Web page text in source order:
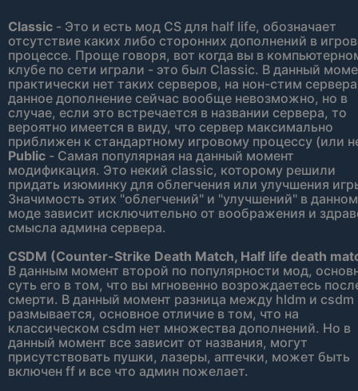
Classic - Это и есть мод CS для half life, обозначает
отсутствие каких либо сторонних дополнений в
процессе. Проще говоря, вот когда вы в
клубе по сети играли - это был Classic. В данный
практически нет таких серверов, на нон-стим
данное дополнение сейчас вообще невозможно, но в
случае, если это встречается в названии сервера, то
вероятно имеется в виду, что сервер максимально
приближен к стандартному игровому процессу (или
Public - Самая популярная на данный момент
модификация. Это некий classic, которому решили
придать изюминку для облегчения или улучшения
Значимость этих "облегчений" и "улучшений" в данном
моде зависит исключительно от воображения и
смысла админа сервера.
CSDM (Counter-Strike Death Match, Half life death
В данным момент второй по популярности мод,
суть его в том, что вы мгновенно возрождаетесь
смерти. В данный момент разница между hldm и csdm
размывается, основное отличие в том, что на
классическом csdm нет множества дополнений. Но в
данный момент все зависит от названия, могут
присутствовать пушки, лазеры, аптечки, может быть
включен ff и все что админ пожелает.